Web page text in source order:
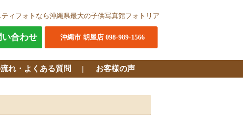
ィフォトなら沖縄県最大の子供写真館フォトリア
い合わせ 沖縄市 胡屋店 098-989-1566
れ・よくある質問 お客様の声